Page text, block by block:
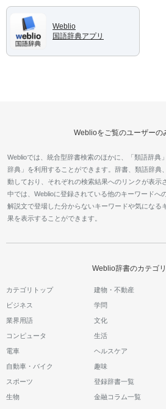
Weblio
国語辞典アプリ
Weblioをご覧のユーザーの
Weblioでは、統合型辞書検索のほかに、「類語辞典
辞典」を利用することができます。辞書、類語辞典
動しており、それぞれの検索結果へのリンクが表示
中では、Weblioに登録されている他のキーワードへ
解説文で登場した分からないキーワードや気になる
果を表示することができます。
Weblio辞書のカテゴ
カテゴリトップ 建物・不動産
ビジネス 学問
業界用語 文化
コンピュータ 生活
電車 ヘルスケア
自動車・バイク 趣味
スポーツ 登録辞書一覧
生物 金融コラム一覧